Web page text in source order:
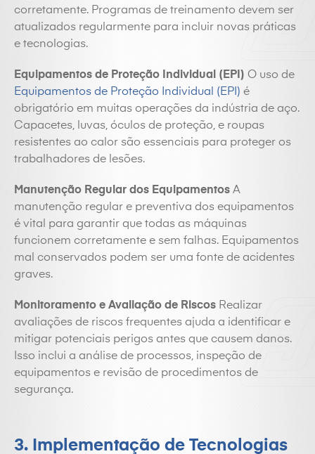
corretamente. Programas de treinamento devem ser
atualizados regularmente para incluir novas práticas
e tecnologias.
Equipamentos de Proteção Individual (EPI) O uso de
Equipamentos de Proteção Individual (EPI) é
obrigatório em muitas operações da indústria de aço.
Capacetes, luvas, óculos de proteção, e roupas
resistentes ao calor são essenciais para proteger os
trabalhadores de lesões.
Manutenção Regular dos Equipamentos A
manutenção regular e preventiva dos equipamentos
é vital para garantir que todas as máquinas
funcionem corretamente e sem falhas. Equipamentos
mal conservados podem ser uma fonte de acidentes
graves.
Monitoramento e Avaliação de Riscos Realizar
avaliações de riscos frequentes ajuda a identificar e
mitigar potenciais perigos antes que causem danos.
Isso inclui a análise de processos, inspeção de
equipamentos e revisão de procedimentos de
segurança.
3. Implementação de Tecnologias